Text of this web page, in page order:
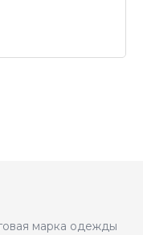
атласным
марка одежды